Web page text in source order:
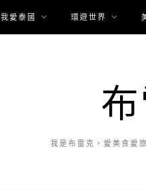
我愛泰國 環遊世界
我是布雷克，愛美食愛